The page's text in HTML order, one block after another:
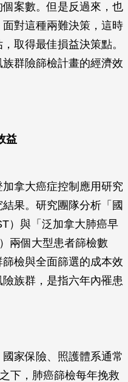
案數。但是反過來，也
對這種兩難決策，這時
取得最佳損益決策點。
群險篩檢計畫的經濟效
益
拿大癌症控制應用研究
果。研究團隊分析「國
）與「泛加拿大肺癌早
兩個大型患者篩檢數
檢與全面篩選的成本效
族群，是指六年內罹患
家保險、照護體系通常
下，肺癌篩檢每年挽救